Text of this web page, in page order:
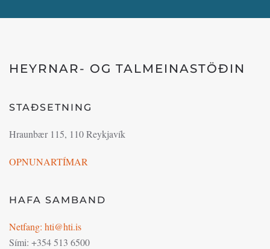
HEYRNAR- OG TALMEINASTÖÐIN
STAÐSETNING
Hraunbær 115, 110 Reykjavík
OPNUNARTÍMAR
HAFA SAMBAND
Netfang: hti@hti.is
Sími: +354 513 6500